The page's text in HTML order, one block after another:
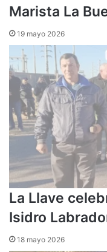
Marista La
19 mayo 2026
La Llave
Isidro
18 mayo 2026